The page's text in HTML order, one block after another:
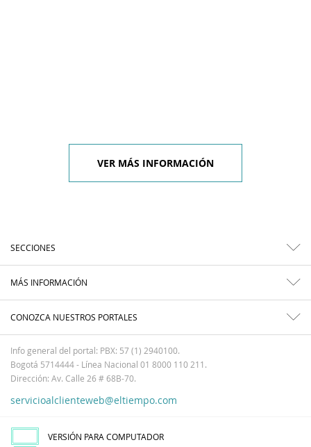
VER MÁS INFORMACIÓN
SECCIONES
MÁS INFORMACIÓN
CONOZCA NUESTROS PORTALES
Info general del portal: PBX: 57 (1) 2940100.
Bogotá 5714444 - Línea Nacional 01 8000 110 211.
Dirección: Av. Calle 26 # 68B-70.
servicioalclienteweb@eltiempo.com
VERSIÓN PARA COMPUTADOR